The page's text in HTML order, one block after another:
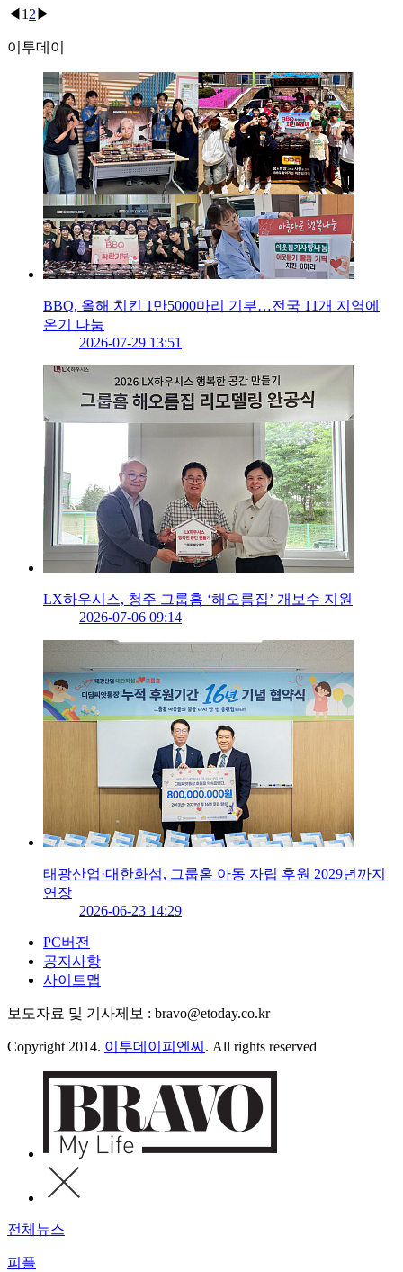
◀ 1 2 ▶
이투데이
BBQ, 올해 치킨 1만5000마리 기부…전국 11개 지역에
온기 나눔
2026-07-29 13:51
LX하우시스, 청주 그룹홈 ‘해오름집’ 개보수 지원
2026-07-06 09:14
태광산업·대한화섬, 그룹홈 아동 자립 후원 2029년까지
연장
2026-06-23 14:29
PC버전
공지사항
사이트맵
보도자료 및 기사제보 : bravo@etoday.co.kr
Copyright 2014. 이투데이피엔씨 . All rights reserved
전체뉴스
피플